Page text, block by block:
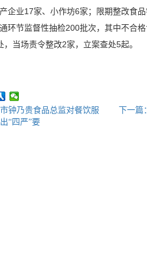
企业17家、小作坊6家；限期整改食
环节监督性抽检200批次，其中不合
当场责令整改2家，立案查处5起。
市钟乃贵食品总监对餐饮服
“四严”要
下一篇